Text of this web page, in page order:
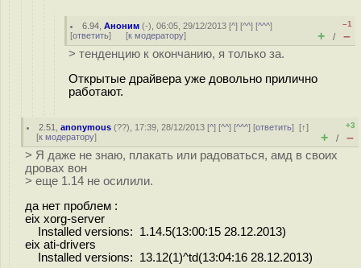
6.94 ,Аноним (-), 06:05, 29/12/2013 [^] [^^] [^^^]
[ответить] [к модератору]
–1
+ / –
> тенденцию к окончанию, я только за.
Открытые драйвера уже довольно прилично
работают.
2.51 ,anonymous (??), 17:39, 28/12/2013 [^] [^^] [^^^] [ответить][↑]
[к модератору]
+3
+ / –
> Я даже не знаю, плакать или радоваться, амд в своих
дровах вон
> еще 1.14 не осилили.
да нет проблем :
eix xorg-server
Installed versions: 1.14.5(13:00:15 28.12.2013)
eix ati-drivers
Installed versions: 13.12(1)^td(13:04:16 28.12.2013)